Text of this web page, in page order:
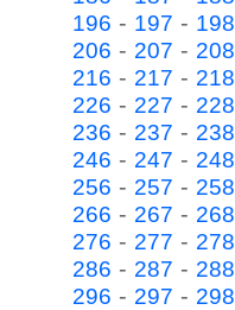
196 - 197 - 198
206 - 207 - 208
216 - 217 - 218
226 - 227 - 228
236 - 237 - 238
246 - 247 - 248
256 - 257 - 258
266 - 267 - 268
276 - 277 - 278
286 - 287 - 288
296 - 297 - 298